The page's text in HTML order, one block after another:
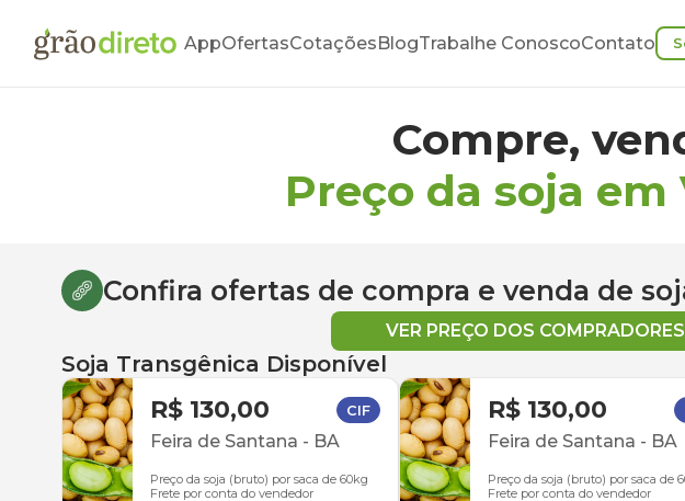
AppOfertasCotaçõesBlogTrabalhe ConoscoContato
Compre,
Preço da soja em
Confira ofertas de compra e venda de
VER PREÇO DOS COMPRADORES
Soja Transgênica Disponível
R$ 130,00 CIF
Feira de Santana - BA
Preço da soja (bruto) por saca de 60kg
Frete por conta do vendedor
R$ 130,00
Feira de Santana - BA
Preço da soja (bruto) por saca de
Frete por conta do vendedor